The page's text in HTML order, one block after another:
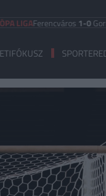
Ferencváros1-0Gornik